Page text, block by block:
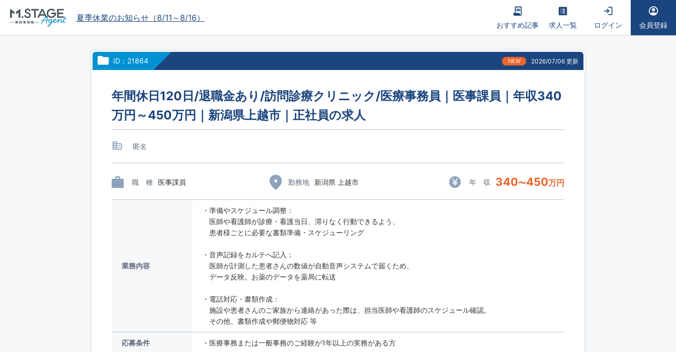
夏季休業のお知らせ（8/11～8/16）
おすすめ記事 求人一覧 ログイン 会員登録
ID：21864 NEW 2026/07/06 更新
年間休日120日/退職金あり/訪問診療クリニック/医療事務員｜医事課員｜年収340
万円～450万円｜新潟県上越市｜正社員の求人
匿名
職 種 医事課員 勤務地 新潟県 上越市 年 収 340〜450万円
業務内容
・準備やスケジュール調整：
医師や看護師が診療・看護当日、滞りなく行動できるよう、
患者様ごとに必要な書類準備・スケジューリング
・音声記録をカルテへ記入：
医師が計測した患者さんの数値が自動音声システムで届くため、
データ反映。お薬のデータを薬局に転送
・電話対応・書類作成：
施設や患者さんのご家族から連絡があった際は、担当医師や看護師のスケジュール確認。
その他、書類作成や郵便物対応 等
応募条件 ・医療事務または一般事務のご経験が1年以上の実務がある方